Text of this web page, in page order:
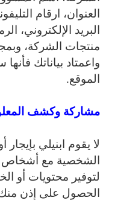
العنوان، ارقام
البريد الإلكتروني،
منتجات الشركة،
واعمتاد بياناتك
الموقع.
مشاركة وكشف
لا يقوم ابنيلي
الشخصية مع أشخاص
لتوفير محتويات أو
الحصول على إذن